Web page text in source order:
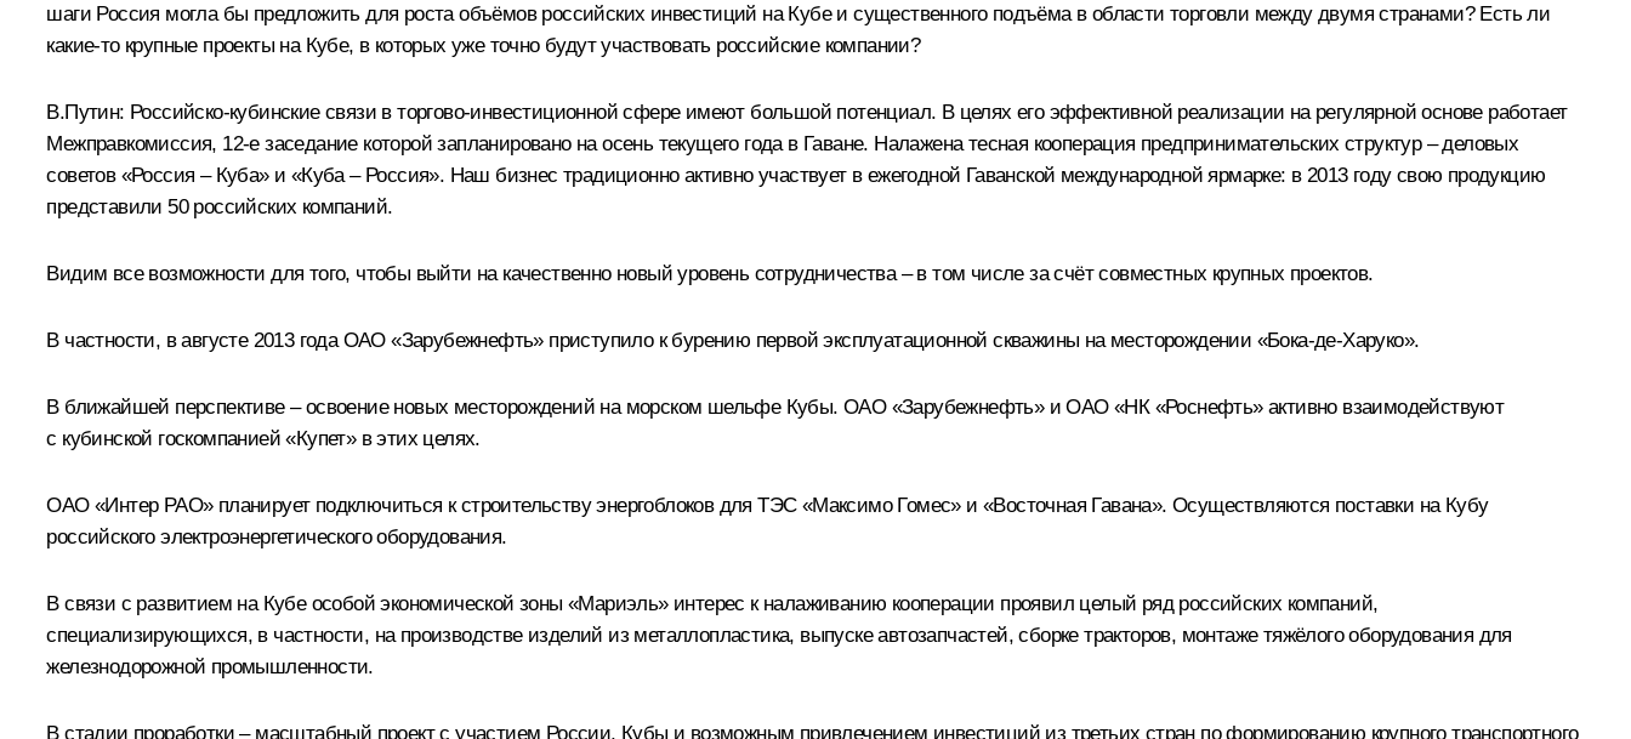
шаги Россия могла бы предложить для роста объёмов российских инвестиций на Кубе и существенного подъёма в области торговли между двумя странами? Есть ли
какие‑то крупные проекты на Кубе, в которых уже точно будут участвовать российские компании?
В.Путин: Российско-кубинские связи в торгово-инвестиционной сфере имеют большой потенциал. В целях его эффективной реализации на регулярной основе работает
Межправкомиссия, 12-е заседание которой запланировано на осень текущего года в Гаване. Налажена тесная кооперация предпринимательских структур – деловых
советов «Россия – Куба» и «Куба – Россия». Наш бизнес традиционно активно участвует в ежегодной Гаванской международной ярмарке: в 2013 году свою продукцию
представили 50 российских компаний.
Видим все возможности для того, чтобы выйти на качественно новый уровень сотрудничества – в том числе за счёт совместных крупных проектов.
В частности, в августе 2013 года ОАО «Зарубежнефть» приступило к бурению первой эксплуатационной скважины на месторождении «Бока‑де-Харуко».
В ближайшей перспективе – освоение новых месторождений на морском шельфе Кубы. ОАО «Зарубежнефть» и ОАО «НК «Роснефть» активно взаимодействуют
с кубинской госкомпанией «Купет» в этих целях.
ОАО «Интер РАО» планирует подключиться к строительству энергоблоков для ТЭС «Максимо Гомес» и «Восточная Гавана». Осуществляются поставки на Кубу
российского электроэнергетического оборудования.
В связи с развитием на Кубе особой экономической зоны «Мариэль» интерес к налаживанию кооперации проявил целый ряд российских компаний,
специализирующихся, в частности, на производстве изделий из металлопластика, выпуске автозапчастей, сборке тракторов, монтаже тяжёлого оборудования для
железнодорожной промышленности.
В стадии проработки – масштабный проект с участием России, Кубы и возможным привлечением инвестиций из третьих стран по формированию крупного транспортного